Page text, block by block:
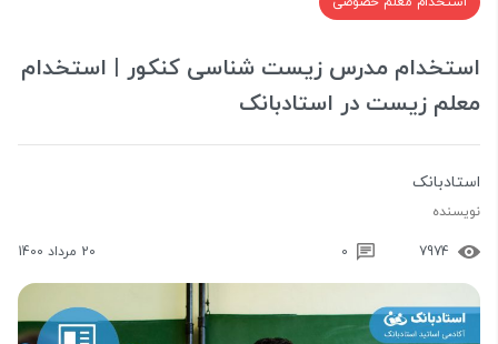
استخدام مدرس زیست‌ شناسی کنکور | استخدام
معلم زیست در استادبانک
استادبانک
نویسنده
7974
0 20 مرداد 1400